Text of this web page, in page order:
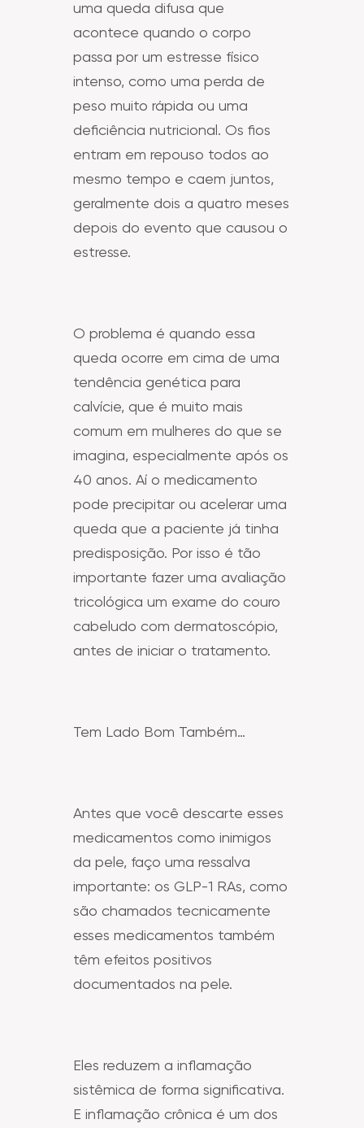
uma queda difusa que
acontece quando o corpo
passa por um estresse físico
intenso, como uma perda de
peso muito rápida ou uma
deficiência nutricional. Os fios
entram em repouso todos ao
mesmo tempo e caem juntos,
geralmente dois a quatro meses
depois do evento que causou o
estresse.
O problema é quando essa
queda ocorre em cima de uma
tendência genética para
calvície, que é muito mais
comum em mulheres do que se
imagina, especialmente após os
40 anos. Aí o medicamento
pode precipitar ou acelerar uma
queda que a paciente já tinha
predisposição. Por isso é tão
importante fazer uma avaliação
tricológica um exame do couro
cabeludo com dermatoscópio,
antes de iniciar o tratamento.
Tem Lado Bom Também…
Antes que você descarte esses
medicamentos como inimigos
da pele, faço uma ressalva
importante: os GLP-1 RAs, como
são chamados tecnicamente
esses medicamentos também
têm efeitos positivos
documentados na pele.
Eles reduzem a inflamação
sistêmica de forma significativa.
E inflamação crônica é um dos